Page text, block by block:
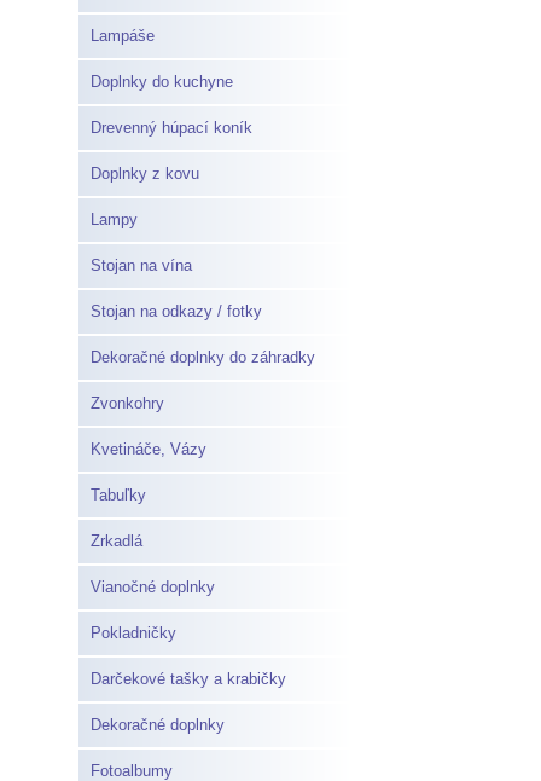
Lampáše
Doplnky do kuchyne
Drevenný húpací koník
Doplnky z kovu
Lampy
Stojan na vína
Stojan na odkazy / fotky
Dekoračné doplnky do záhradky
Zvonkohry
Kvetináče, Vázy
Tabuľky
Zrkadlá
Vianočné doplnky
Pokladničky
Darčekové tašky a krabičky
Dekoračné doplnky
Fotoalbumy